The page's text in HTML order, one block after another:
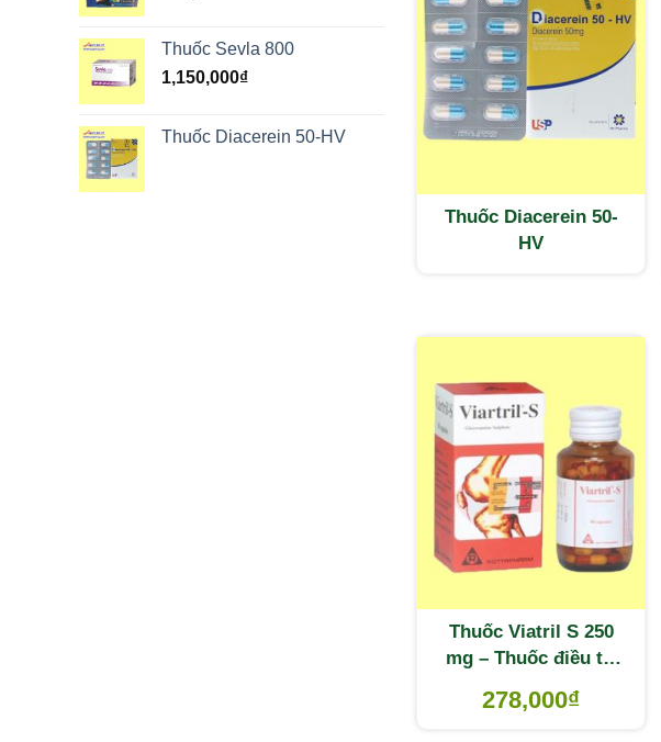
Thuốc Sevla 800
1,150,000₫
Thuốc Diacerein 50-HV
Thuốc Diacerein 50-
HV
Thuốc Viatril S 250
mg – Thuốc điều trị
278,000₫